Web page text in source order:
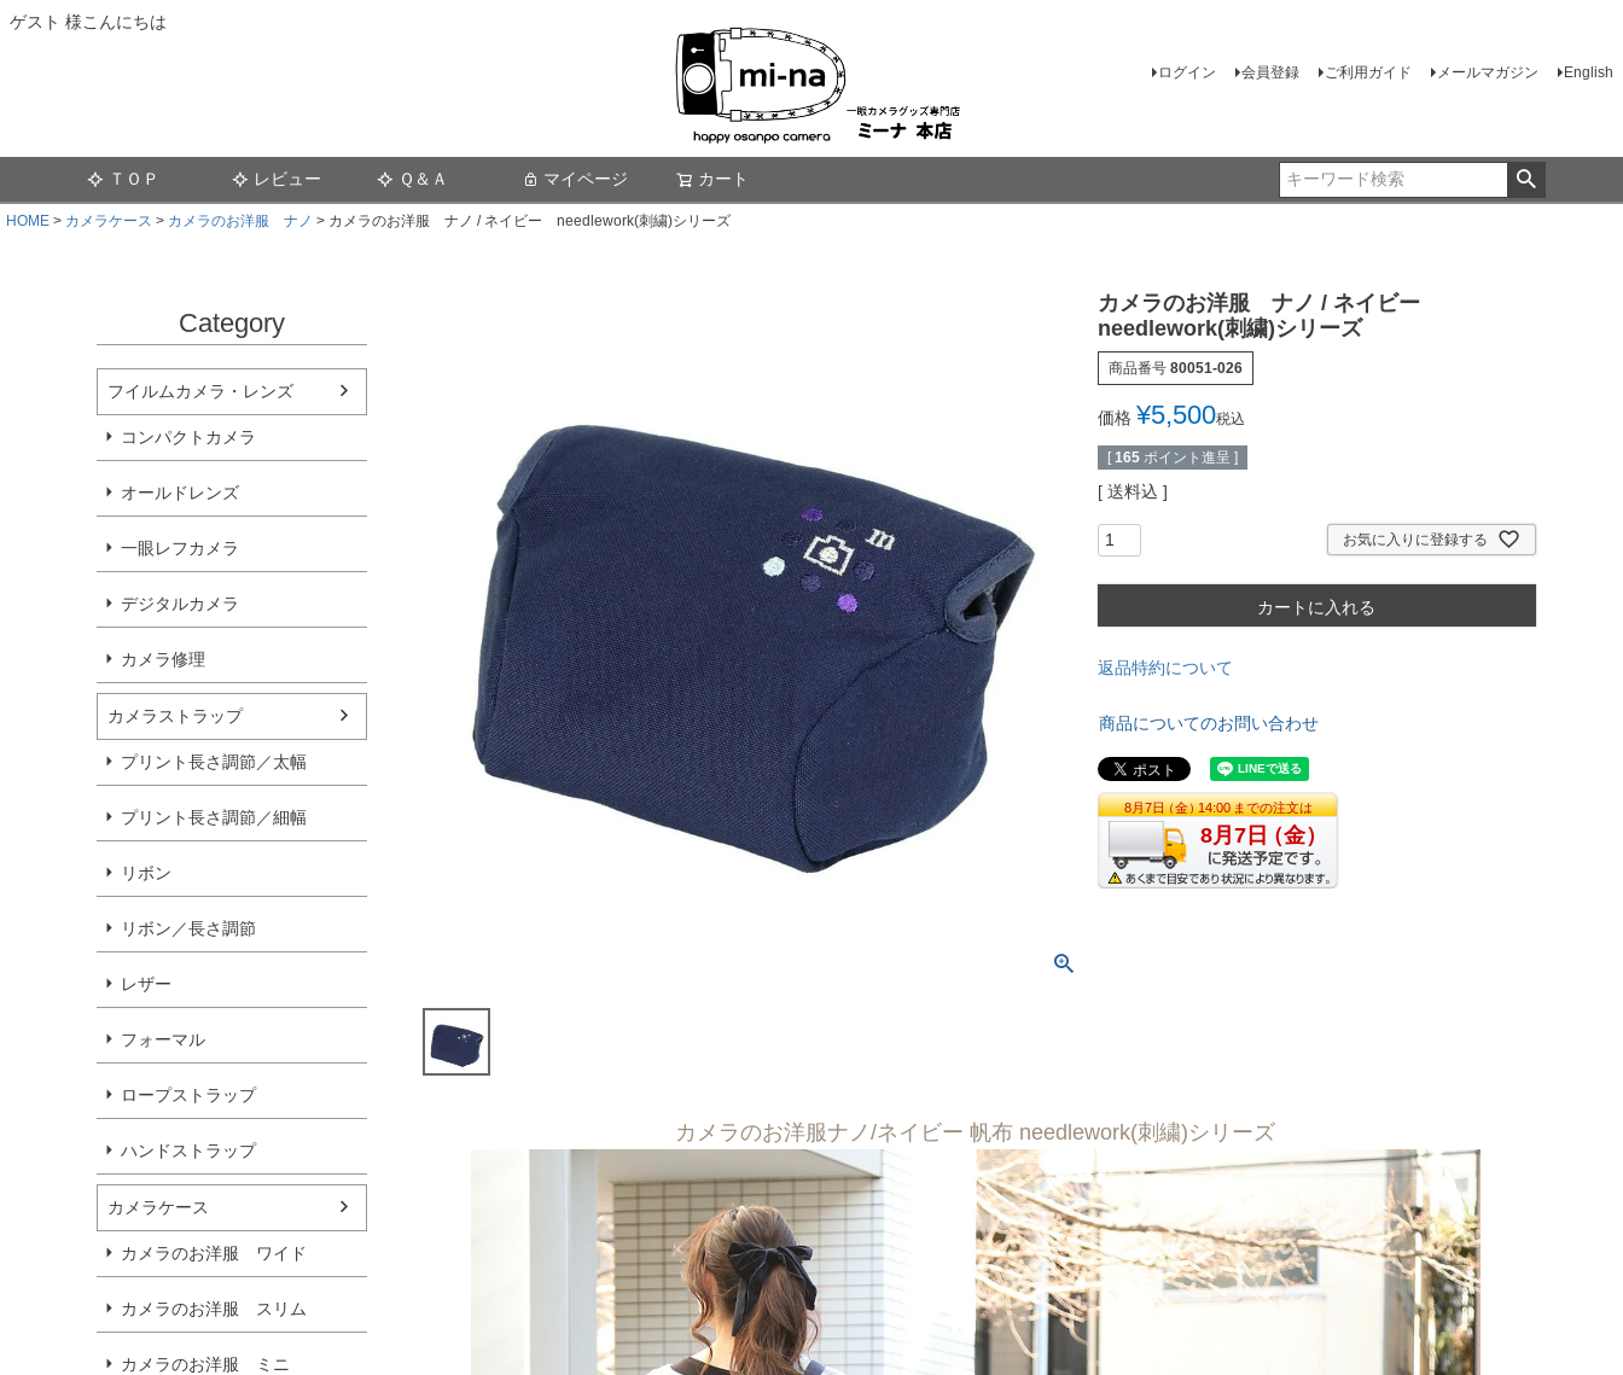
ゲスト 様こんにちは
ログイン 会員登録 ご利用ガイド メールマガジン English
ＴＯＰ レビュー Ｑ＆Ａ マイページ カート
HOME カメラケース カメラのお洋服 ナノ カメラのお洋服 ナノ / ネイビー needlework(刺繍)シリーズ
Category
フイルムカメラ・レンズ
コンパクトカメラ
オールドレンズ
一眼レフカメラ
デジタルカメラ
カメラ修理
カメラストラップ
プリント長さ調節／太幅
プリント長さ調節／細幅
リボン
リボン／長さ調節
レザー
フォーマル
ロープストラップ
ハンドストラップ
カメラケース
カメラのお洋服 ワイド
カメラのお洋服 スリム
カメラのお洋服 ミニ
カメラのお洋服 ナノ / ネイビー
needlework(刺繍)シリーズ
商品番号 80051-026
価格 ¥5,500税込
[ 165 ポイント進呈 ]
送料込
お気に入りに登録する
カートに入れる
返品特約について
商品についてのお問い合わせ
カメラのお洋服ナノ/ネイビー 帆布 needlework(刺繍)シリーズ